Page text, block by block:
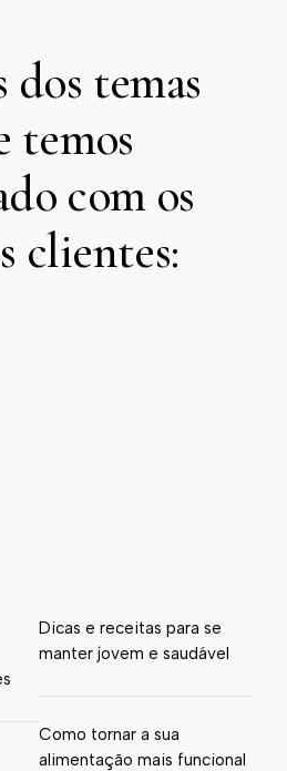
temas
temos
com os
clientes:
Dicas e receitas para se
manter jovem e saudável
Como tornar a sua
alimentação mais funcional